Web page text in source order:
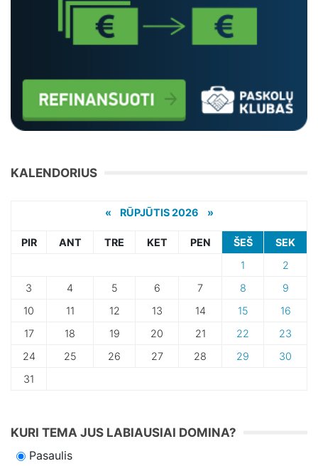
KALENDORIUS
« RŪPJŪTIS 2026 »
PIR ANT TRE KET PEN ŠEŠ
SEK
1
2
3
4 5 6 7 8
9
10
11 12 13 14 15
16
17
18 19 20 21 22
23
24
25 26 27 28 29
30
31
KURI TEMA JUS LABIAUSIAI DOMINA?
Pasaulis